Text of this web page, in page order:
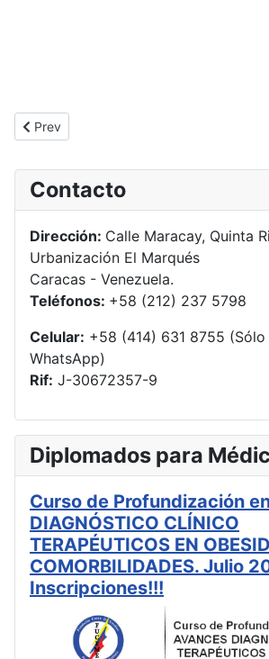
Previous article: Táchira
Prev
Contacto
Dirección: Calle Maracay, Quinta
Urbanización El Marqués
Caracas - Venezuela.
Teléfonos: +58 (212) 237 5798
Celular: +58 (414) 631 8755
WhatsApp)
Rif: J-30672357-9
Diplomados para
Curso de Profundización
DIAGNÓSTICO CLÍNICO
TERAPÉUTICOS EN
COMORBILIDADES. Julio
Inscripciones!!!